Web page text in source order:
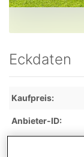
Eckdaten
Kaufpreis
Anbieter-ID